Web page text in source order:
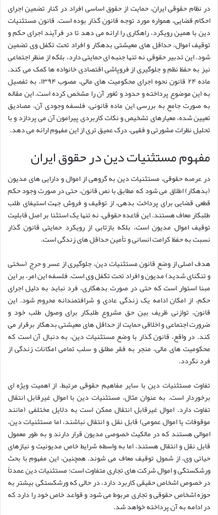
در نظام حقوقی ایران، حمایت از حقوق اساسی افراد در کنار تضمین اجرای
احکام قضایی، همواره مورد توجه قانون گذار بوده است. قانون مستثنیات
دین با همین رویکرد، راهکاری را ارائه می دهد تا در فرآیند اجرای حکم و
توقیف اموال، حداقل های معیشتی بدهکار و افراد تحت تکفل وی تضمین
شود. این تدبیر حقوقی نه تنها جنبه ای حمایتی دارد، بلکه از منظر اجتماعی
نیز به حفظ نظم و جلوگیری از فروپاشی اقتصادی خانواده ها کمک می کند.
ماده ۲۴ قانون نحوه اجرای محکومیت های مالی، مصوب ۱۳۹۴، به تفصیل
به این موضوع پرداخته و حدود و ثغور آن را مشخص کرده است. این مقاله
به صورت جامع به بررسی این ماده قانونی، فلسفه وجودی آن، مصادیق
تعیین شده، معیارهای تشخیص و نکات کاربردی پیرامون آن می پردازد و با
تحلیل نظرات مشورتی و فقهی، درک عمیق تری از این مفهوم ارائه می دهد.
مفهوم مستثنیات دین در حقوق ایران
در عرصه حقوقی، مستثنیات دین به گروهی از اموال و دارایی های مدیون
(بدهکار) اطلاق می شود که مطابق با نص قانون، حتی در صورت وجود حکم
قطعی قضایی برای پرداخت بدهی، از توقیف و فروش جهت استیفای طلب
طلبکار معاف هستند. این قاعده حقوقی، نه تنها یک استثنا بر اصل قابلیت
توقیف اموال مدیون است، بلکه بازتابی از رویکرد حمایتی قانون گذار
نسبت به حفظ کرامت انسانی و تأمین حداقل های زندگی است.
هدف اصلی از وضع قانون مستثنیات دین، جلوگیری از عسر و حرج (سختی
و تنگنای شدید) مدیون و افراد تحت تکفل وی است. فلسفه این امر، بر این
مبنا استوار است که حتی در صورت بدهکاری، فرد نباید به دلیل اجرای
حکم، از امکان ادامه یک زندگی عادی و شرافتمندانه محروم شود. این
قانون، توازنی ظریف بین حق مشروع طلبکار برای وصول طلب خود و
ضرورت اجتماعی و اخلاقی حمایت از حداقل های معیشتی بدهکار برقرار می
کند. در واقع، قانون گذار با وضع مستثنیات دین، به دنبال آن است که
محکومیت های مالی، منجر به فقر مطلق و سلب تمامی امکانات زندگی از
فرد نگردد.
تفاوت مستثنیات دین با سایر مفاهیم حقوقی مرتبط، از اهمیت ویژه ای
برخوردار است. به عنوان مثال، مستثنیات دین با اموال غیرقابل انتقال
تفاوت دارد. اموال غیرقابل انتقال ممکن است به دلایل مختلفی (مانند
موقوفات یا اموال عمومی) قابل نقل و انتقال نباشند، اما مستثنیات دین،
اموالی هستند که در مالکیت خصوصی مدیون قرار دارند و به طور معمول
قابل نقل و انتقال هستند، اما به واسطه شرایط خاص مدیونیت و نیازهای
حیاتی وی، از شمول توقیف معاف می شوند. همچنین، این مفهوم با بحث
ورشکستگی و اموال شرکت های تجاری متفاوت است؛ مستثنیات دین عمدتاً
در خصوص اشخاص حقیقی کاربرد دارد، در حالی که ورشکستگی بیشتر به
حوزه اشخاص حقوقی و تجاری مربوط می شود و قواعد خاص خود را دارد که
در ادامه به آن پرداخته خواهد شد.